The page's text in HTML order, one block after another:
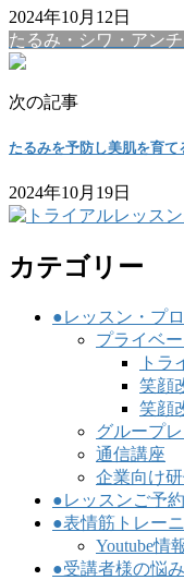
2024年10月12日
たるみ・シワ・アン
次の記事
たるみを予防し美肌を育て
2024年10月19日
カテゴリー
●レッスン・プ
プライベ
トラ
笑顔
笑顔
グループ
通信講座
企業向け
●レッスンご予
●表情筋トレー
Youtube情
●受講者様の悩み